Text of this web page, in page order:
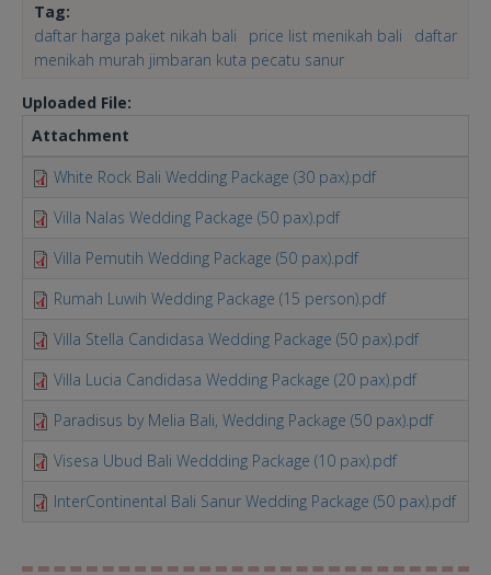
Tag:
daftar harga paket nikah bali
price list menikah bali
daftar
menikah murah jimbaran kuta pecatu sanur
Uploaded File:
Attachment
White Rock Bali Wedding Package (30 pax).pdf
Villa Nalas Wedding Package (50 pax).pdf
Villa Pemutih Wedding Package (50 pax).pdf
Rumah Luwih Wedding Package (15 person).pdf
Villa Stella Candidasa Wedding Package (50 pax).pdf
Villa Lucia Candidasa Wedding Package (20 pax).pdf
Paradisus by Melia Bali, Wedding Package (50 pax).pdf
Visesa Ubud Bali Weddding Package (10 pax).pdf
InterContinental Bali Sanur Wedding Package (50 pax).pdf